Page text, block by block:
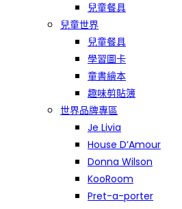
兒童餐具
兒童世界
兒童餐具
學習圖卡
童書繪本
趣味剪貼簿
世界品牌專區
Je Livia
House D’Amour
Donna Wilson
KooRoom
Pret-a-porter